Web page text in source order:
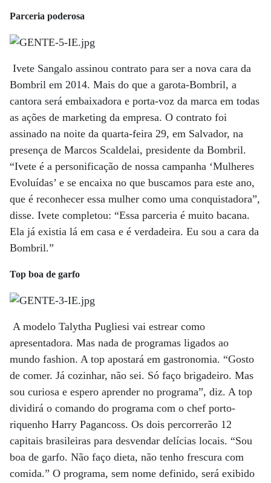
Parceria poderosa
Ivete Sangalo assinou contrato para ser a nova cara da
Bombril em 2014. Mais do que a garota-Bombril, a
cantora será embaixadora e porta-voz da marca em todas
as ações de marketing da empresa. O contrato foi
assinado na noite da quarta-feira 29, em Salvador, na
presença de Marcos Scaldelai, presidente da Bombril.
“Ivete é a personificação de nossa campanha ‘Mulheres
Evoluídas’ e se encaixa no que buscamos para este ano,
que é reconhecer essa mulher como uma conquistadora”,
disse. Ivete completou: “Essa parceria é muito bacana.
Ela já existia lá em casa e é verdadeira. Eu sou a cara da
Bombril.”
Top boa de garfo
A modelo Talytha Pugliesi vai estrear como
apresentadora. Mas nada de programas ligados ao
mundo fashion. A top apostará em gastronomia. “Gosto
de comer. Já cozinhar, não sei. Só faço brigadeiro. Mas
sou curiosa e espero aprender no programa”, diz. A top
dividirá o comando do programa com o chef porto-
riquenho Harry Pagancoss. Os dois percorrerão 12
capitais brasileiras para desvendar delícias locais. “Sou
boa de garfo. Não faço dieta, não tenho frescura com
comida.” O programa, sem nome definido, será exibido